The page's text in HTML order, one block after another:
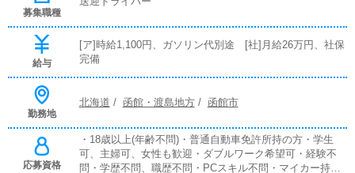
募集職種
給与
[ア]時給1,100円、ガソリン代別途 [社]月給26万円、社保
完備
勤務地
北海道 / 函館・渡島地方/ 函館市
応募資格
・18歳以上(年齢不問)・普通自動車免許所持の方・学生
可、主婦可、女性も歓迎・ダブルワーク希望可・経験不
問・学歴不問、職歴不問・PCスキル不問・マイカー持ち